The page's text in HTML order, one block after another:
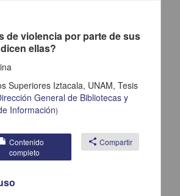
de violencia por parte de sus
ellas?
Superiores Iztacala, UNAM, Tesis
General de Bibliotecas y
Información)
Contenido
completo
share Compartir